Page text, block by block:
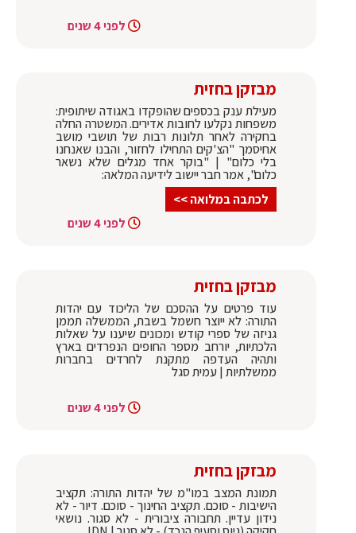
לפני 4 שנים
מבזקן בחזית
מעילת ענק בכספים שהופקדו באגודה שיתופית:
משפחות נקלעו לחובות אדירים. המשטרה החלה
בחקירה לאחר תלונות רבות של תושבי מושב
אחיסמך "הצ'קים התחילו לחזור, והבנו שאנחנו
בלי כלום" | "בוקר אחד מגלים שלא נשאר
כלום", אמר חבר יישוב לידיעה המלאה:
לכתבה במלואה >>
לפני 4 שנים
מבזקן בחזית
עוד פרטים על ההסכם של הליכוד עם יהדות
התורה: לא ייוצר חשמל בשבת, הממשלה תממן
גניזה של ספרי קודש ומכונים שיענו על שאלות
הלכתיות, יורחב מספר החופים הנפרדים בארץ
ותהיה העדפה מתקנת לחרדים בחברות
ממשלתיות | עמית סגל
לפני 4 שנים
מבזקן בחזית
תמונת המצב במו"מ של יהדות התורה: תקציב
הישיבות - סוכם. תקציב החינוך - סוכם. דיור - לא
נידון עדיין. תחבורה ציבורית - לא סגור. נושאי